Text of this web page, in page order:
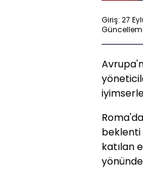
Giriş: 27
beklenti
katılan